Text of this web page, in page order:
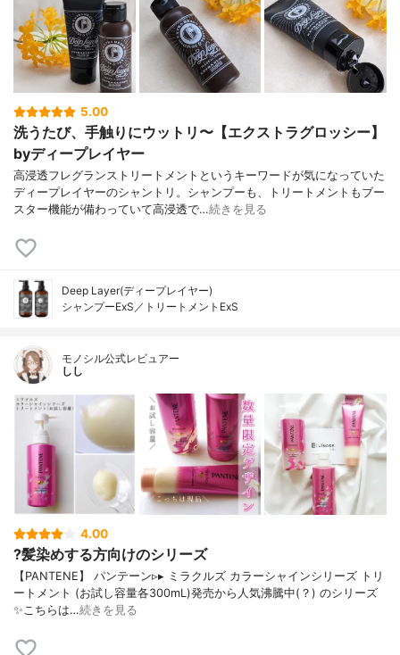
5.00
洗うたび、手触りにウットリ〜【エクストラグロッシー】
byディープレイヤー
高浸透フレグランストリートメントというキーワードが気になっていた
ディープレイヤーのシャントリ。シャンプーも、トリートメントもブー
スター機能が備わっていて高浸透で…続きを見る
Deep Layer(ディープレイヤー)
シャンプーExS／トリートメントExS
モノシル公式レビュアー
しし
4.00
?髪染めする方向けのシリーズ
【PANTENE】 パンテーン▹▸ ミラクルズ カラーシャインシリーズ トリ
ートメント (お試し容量各300mL)発売から人気沸騰中(？) のシリーズ
✨こちらは…続きを見る